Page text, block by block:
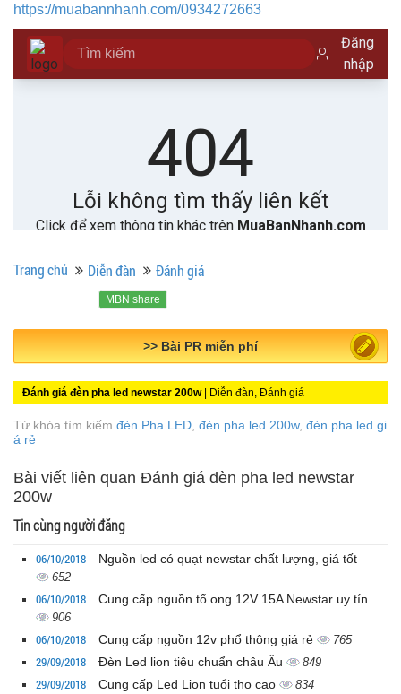
https://muabannhanh.com/0934272663
Trang chủ Diễn đàn Đánh giá
MBN share
>> Quảng cáo miễn phí
Đánh giá đèn pha led newstar 200w| Diễn đàn, Đánh giá
Từ khóa tìm kiếm đèn Pha LED, đèn pha led 200w, đèn pha led gi
á rẻ
Bài viết liên quan Đánh giá đèn pha led newstar
200w
Tin cùng người đăng
06/10/2018 Nguồn led có quạt newstar chất lượng, giá tốt
652
06/10/2018 Cung cấp nguồn tổ ong 12V 15A Newstar uy tín
906
06/10/2018 Cung cấp nguồn 12v phổ thông giá rẻ 765
29/09/2018 Đèn Led lion tiêu chuẩn châu Âu 849
29/09/2018 Cung cấp Led Lion tuổi thọ cao 834